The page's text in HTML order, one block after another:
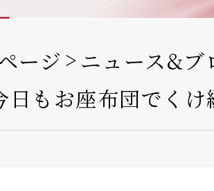
ージ
ニュース&ブ
もお座布団でくけ